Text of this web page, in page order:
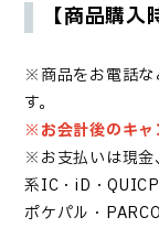
【商品購入
※商品をお電話な
す。
※お会計後のキャ
※お支払いは現金
系IC・iD・
ポケパル・